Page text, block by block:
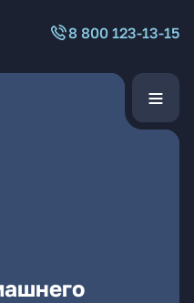
8 800 123-13-15